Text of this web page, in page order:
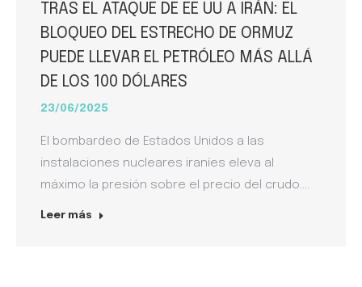
TRAS EL ATAQUE DE EE UU A IRÁN: EL
BLOQUEO DEL ESTRECHO DE ORMUZ
PUEDE LLEVAR EL PETRÓLEO MÁS ALLÁ
DE LOS 100 DÓLARES
23/06/2025
El bombardeo de Estados Unidos a las
instalaciones nucleares iraníes eleva al
máximo la presión sobre el precio del crudo.…
Leer más